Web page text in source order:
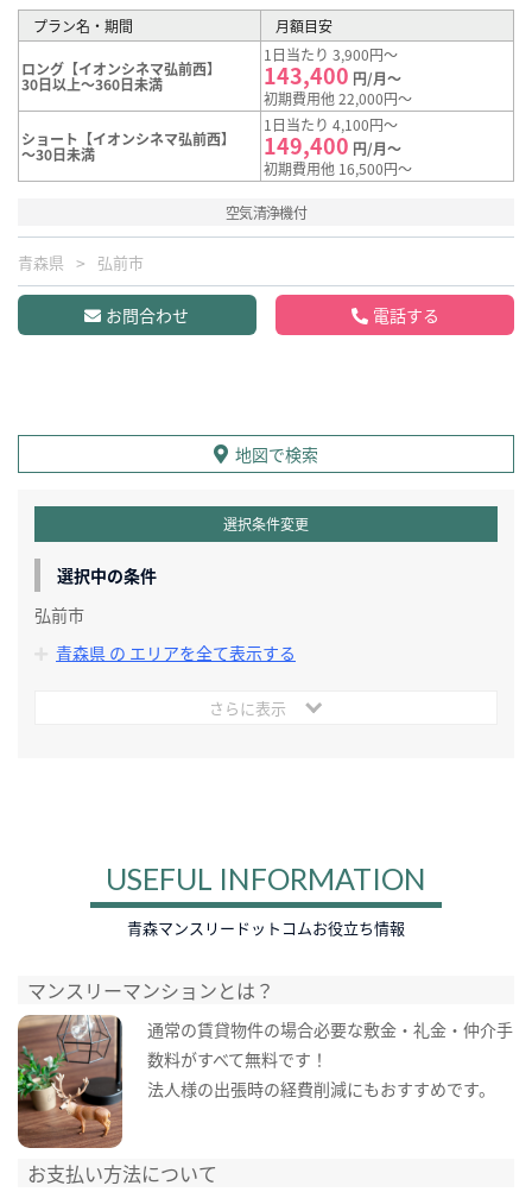
プラン名・期間 月額目安
ロング【イオンシネマ弘前西】
30日以上～360日未満
1日当たり 3,900円～
143,400 円/月～
初期費用他 22,000円～
ショート【イオンシネマ弘前西】
～30日未満
1日当たり 4,100円～
149,400 円/月～
初期費用他 16,500円～
空気清浄機付
青森県 弘前市
お問合わせ 電話する
地図で検索
選択条件変更
選択中の条件
弘前市
青森県 の エリアを全て表示する
さらに表示
USEFUL INFORMATION
青森マンスリードットコムお役立ち情報
マンスリーマンションとは？
通常の賃貸物件の場合必要な敷金・礼金・仲介手
数料がすべて無料です！
法人様の出張時の経費削減にもおすすめです。
お支払い方法について